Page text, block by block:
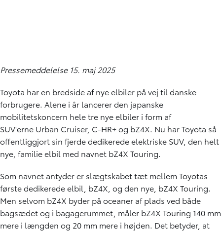
Pressemeddelelse 15. maj 2025
Toyota har en bredside af nye elbiler på vej til danske
forbrugere. Alene i år lancerer den japanske
mobilitetskoncern hele tre nye elbiler i form af
SUV'erne Urban Cruiser, C-HR+og bZ4X. Nu har Toyota så
offentliggjort sin fjerde dedikerede elektriske SUV, den helt
nye, familie elbil med navnet bZ4X Touring.
Som navnet antyder er slægtskabet tæt mellem Toyotas
første dedikerede elbil, bZ4X, og den nye, bZ4X Touring.
Men selvom bZ4X byder på oceaner af plads ved både
bagsædet og i bagagerummet, måler bZ4X Touring 140 mm
mere i længden og 20 mm mere i højden. Det betyder, at